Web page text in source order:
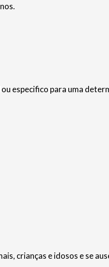
especifico para uma
crianças e idosos e se